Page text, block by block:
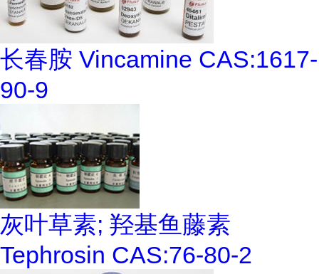
长春胺 Vincamine CAS:1617-
90-9
灰叶草素; 羟基鱼藤素
Tephrosin CAS:76-80-2